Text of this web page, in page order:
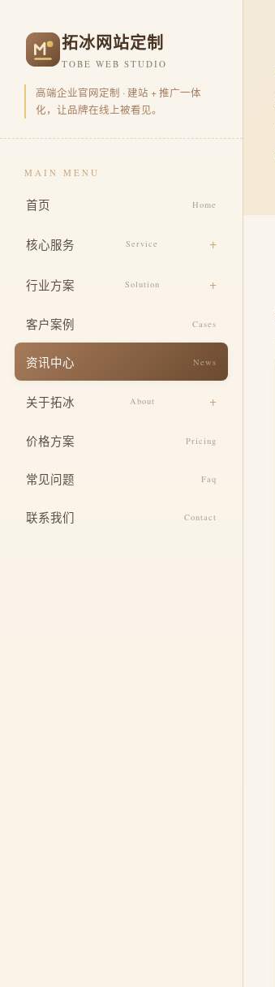
拓冰网站定制
TOBE WEB STUDIO
高端企业官网定制 · 建站 + 推广一体
化，让品牌在线上被看见。
MAIN MENU
首页 Home
核心服务 Service
品牌官网定制
品牌视觉包装
安全与运维
SEO 基础优化
行业方案 Solution
电商零售
餐饮美食
医疗健康
酒店住宿
客户案例 Cases
资讯中心 News
关于拓冰 About
设计团队
价格方案 Pricing
常见问题 Faq
联系我们 Contact